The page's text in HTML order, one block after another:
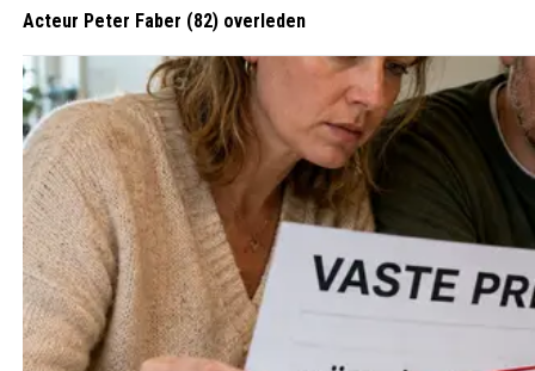
Acteur Peter Faber (82) overleden